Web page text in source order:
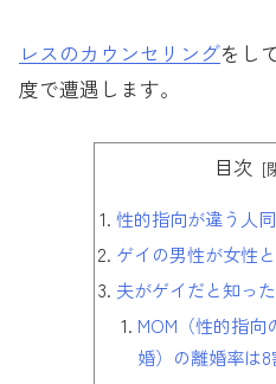
レスのカウンセリングをし
度で遭遇します。
目次
性的指向が違う人
ゲイの男性が女性
夫がゲイだと知っ
MOM（性的指向
婚）の離婚率は